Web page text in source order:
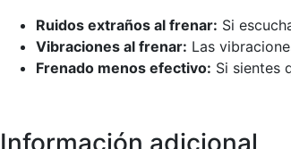
Ruidos extraños al frenar: Si
Vibraciones al frenar: Las
Frenado menos efectivo: Si sientes